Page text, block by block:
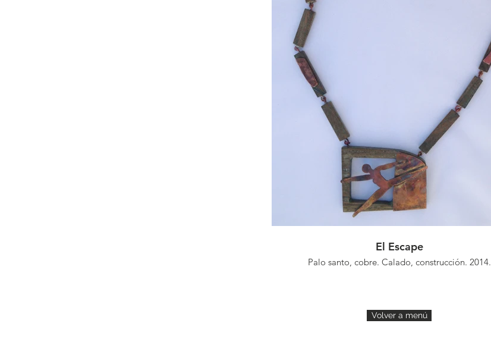
El Escape
Palo santo, cobre. Calado, construcción. 2014.
Volver a menú